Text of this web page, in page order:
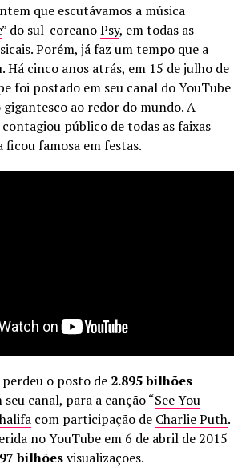
que escutávamos a música
” do sul-coreanoPsy, em todas as
Porém, já faz um tempo que a
Há cinco anos atrás, em 15 de julho de
foi postado em seu canal doYouTube
gigantesco ao redor do mundo. A
público de todas as faixas
ficou famosa em festas.
o posto de 2.895 bilhões
canal, para a canção “See You
com participação de Charlie Puth.
no YouTube em 6 de abril de 2015
bilhõesvisualizações.